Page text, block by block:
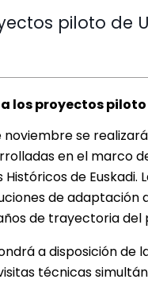
piloto de
los proyectos piloto
noviembre se
en el marco
de
de
de trayectoria del
a disposición
técnicas